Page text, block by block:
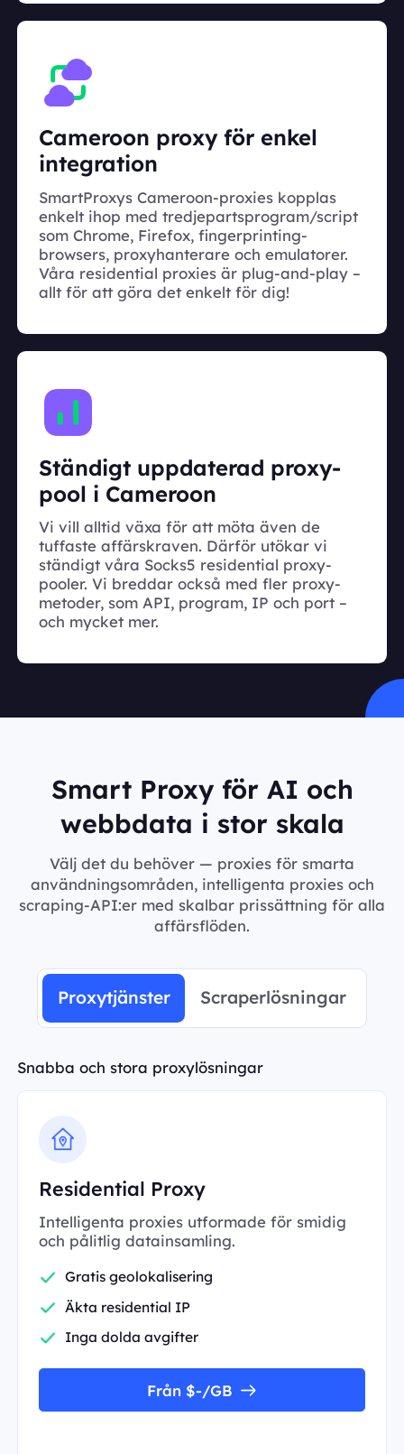
Cameroon proxy för enkel
integration
SmartProxys Cameroon-proxies kopplas
enkelt ihop med tredjepartsprogram/script
som Chrome, Firefox, fingerprinting-
browsers, proxyhanterare och emulatorer.
Våra residential proxies är plug-and-play –
allt för att göra det enkelt för dig!
Ständigt uppdaterad proxy-
pool i Cameroon
Vi vill alltid växa för att möta även de
tuffaste affärskraven. Därför utökar vi
ständigt våra Socks5 residential proxy-
pooler. Vi breddar också med fler proxy-
metoder, som API, program, IP och port –
och mycket mer.
Smart Proxy för AI och
webbdata i stor skala
Välj det du behöver — proxies för smarta
användningsområden, intelligenta proxies och
scraping-API:er med skalbar prissättning för alla
affärsflöden.
Proxytjänster Scraperlösningar
Snabba och stora proxylösningar
Residential Proxy
Intelligenta proxies utformade för smidig
och pålitlig datainsamling.
Gratis geolokalisering
Äkta residential IP
Inga dolda avgifter
Från $-/GB